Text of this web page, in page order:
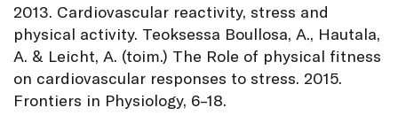
2013. Cardiovascular reactivity, stress and
physical activity. Teoksessa Boullosa, A., Hautala,
A. & Leicht, A. (toim.) The Role of physical fitness
on cardiovascular responses to stress. 2015.
Frontiers in Physiology, 6–18.